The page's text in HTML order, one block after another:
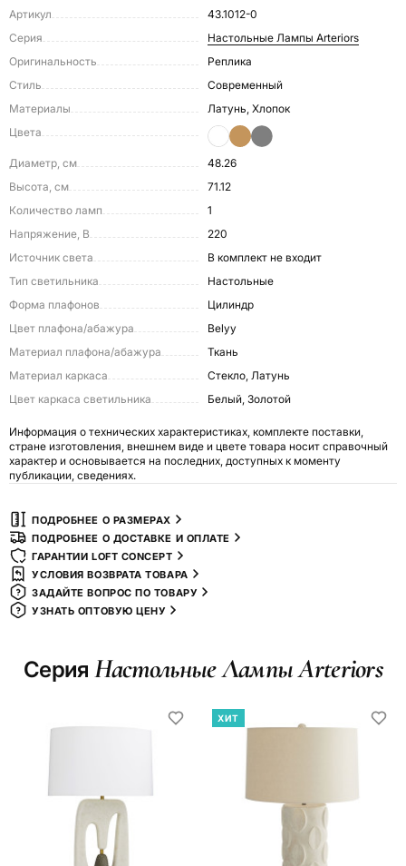
Артикул
43.1012-0
Серия
Настольные Лампы Arteriors
Оригинальность
Реплика
Стиль
Современный
Материалы
Латунь, Хлопок
Цвета
Диаметр, см
48.26
Высота, см
71.12
Количество ламп
1
Напряжение, В
220
Источник света
в комплект не входит
Тип светильника
Настольные
Форма плафонов
Цилиндр
Цвет плафона/абажура
Belyy
Материал плафона/абажура
Ткань
Материал каркаса
Стекло, Латунь
Цвет каркаса светильника
Белый, Золотой
Информация о технических характеристиках, комплекте поставки,
стране изготовления, внешнем виде и цвете товара носит справочный
характер и основывается на последних, доступных к моменту
публикации, сведениях.
ПОДРОБНЕЕ О РАЗМЕРАХ
ПОДРОБНЕЕ О ДОСТАВКЕ И ОПЛАТЕ
ГАРАНТИИ LOFT CONCEPT
УСЛОВИЯ ВОЗВРАТА ТОВАРА
ЗАДАЙТЕ ВОПРОС ПО ТОВАРУ
УЗНАТЬ ОПТОВУЮ ЦЕНУ
Серия Настольные Лампы Arteriors
ХИТ